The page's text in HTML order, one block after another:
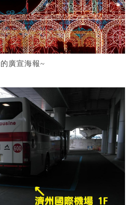
廣宣海報~